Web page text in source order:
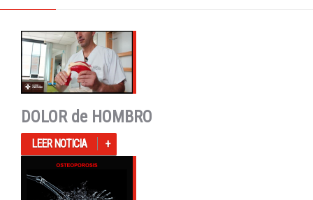
DOLOR de HOMBRO
LEER NOTICIA